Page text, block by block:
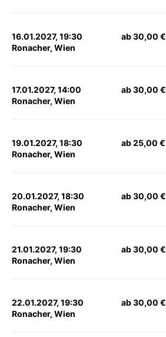
16.01.2027, 19:30
Ronacher, Wien
ab 30,00 €
17.01.2027, 14:00
Ronacher, Wien
ab 30,00 €
19.01.2027, 18:30
Ronacher, Wien
ab 25,00 €
20.01.2027, 18:30
Ronacher, Wien
ab 30,00 €
21.01.2027, 19:30
Ronacher, Wien
ab 30,00 €
22.01.2027, 19:30
Ronacher, Wien
ab 30,00 €